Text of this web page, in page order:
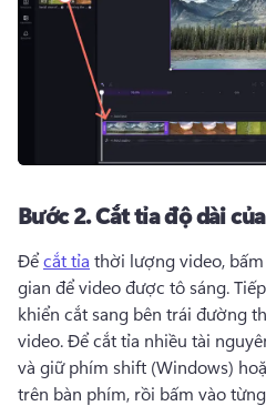
Bước 2.Cắt tỉa độ dài
Để cắt tỉa thời lượng video,
gian để video được tô sáng.
khiển cắt sang bên trái đường
video. Để cắt tỉa nhiều tài
và giữ phím shift (Windows)
trên bàn phím, rồi bấm vào